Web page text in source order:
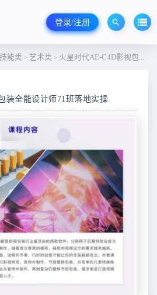
登录/注册
技能类 > 艺术类 > 火星时代AE-C4D影视包装全能设计师71班落地实操
装全能设计师71班落地实操